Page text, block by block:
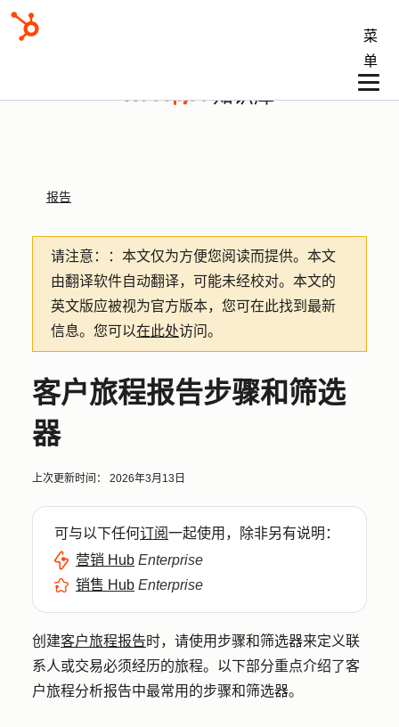
菜
单
知识库
报告
请注意： ：本文仅为方便您阅读而提供。 本文
由翻译软件自动翻译，可能未经校对。本文的
英文版应被视为官方版本，您可在此找到最新
信息。您可以在此处访问。
客户旅程报告步骤和筛选
器
上次更新时间： 2026年3月13日
可与以下任何订阅一起使用，除非另有说明：
营销 Hub Enterprise
销售 Hub Enterprise
创建客户旅程报告时，请使用步骤和筛选器来定义联
系人或交易必须经历的旅程。以下部分重点介绍了客
户旅程分析报告中最常用的步骤和筛选器。